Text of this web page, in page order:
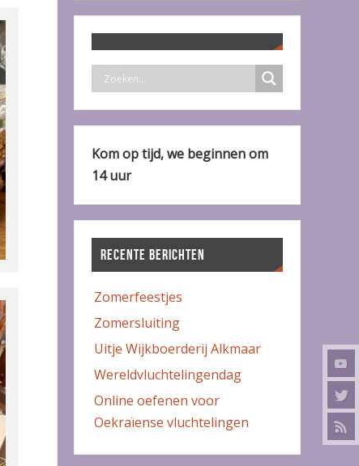
Kom op tijd, we beginnen om
14 uur
RECENTE BERICHTEN
Zomerfeestjes
Zomersluiting
Uitje Wijkboerderij Alkmaar
Wereldvluchtelingendag
Online oefenen voor
Oekraïense vluchtelingen